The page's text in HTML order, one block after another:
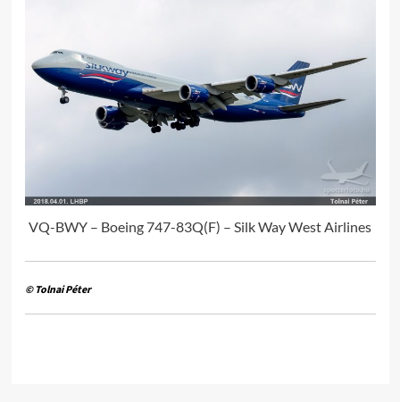
VQ-BWY – Boeing 747-83Q(F) – Silk Way West Airlines
© Tolnai Péter